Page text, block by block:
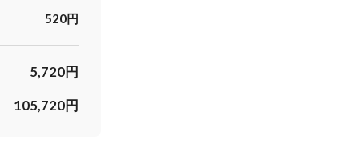
520円
5,720円
105,720円